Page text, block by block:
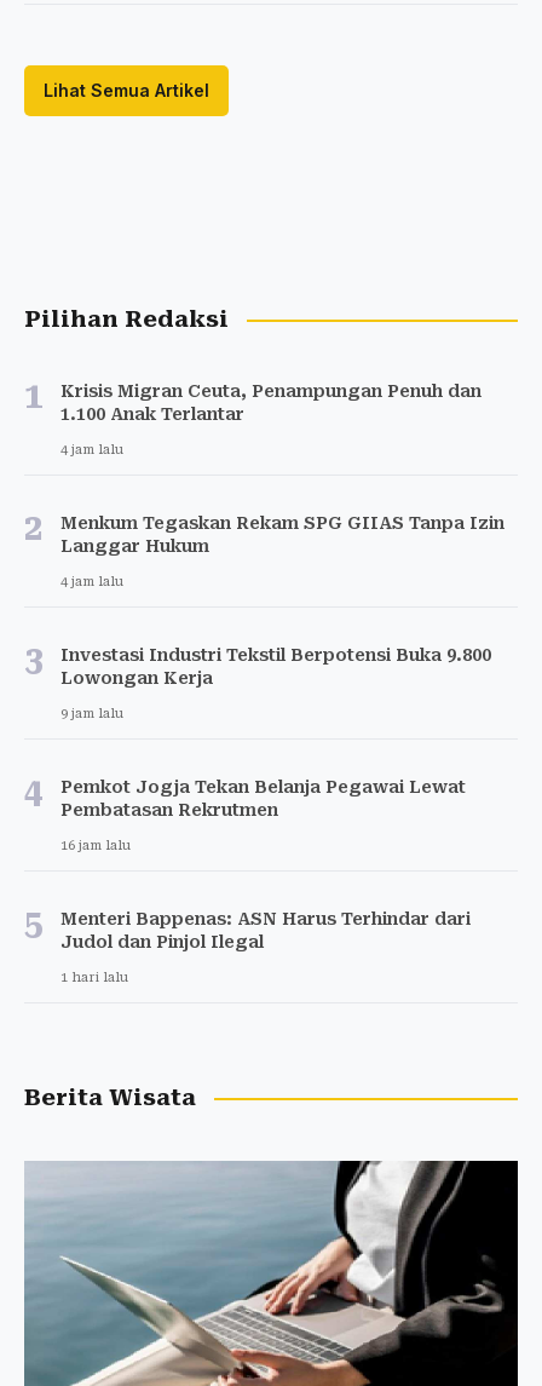
Lihat Semua Artikel
Pilihan Redaksi
1
Krisis Migran Ceuta, Penampungan Penuh dan
1.100 Anak Terlantar
4 jam lalu
2
Menkum Tegaskan Rekam SPG GIIAS Tanpa Izin
Langgar Hukum
4 jam lalu
3
Investasi Industri Tekstil Berpotensi Buka 9.800
Lowongan Kerja
9 jam lalu
4
Pemkot Jogja Tekan Belanja Pegawai Lewat
Pembatasan Rekrutmen
16 jam lalu
5
Menteri Bappenas: ASN Harus Terhindar dari
Judol dan Pinjol Ilegal
1 hari lalu
Berita Wisata